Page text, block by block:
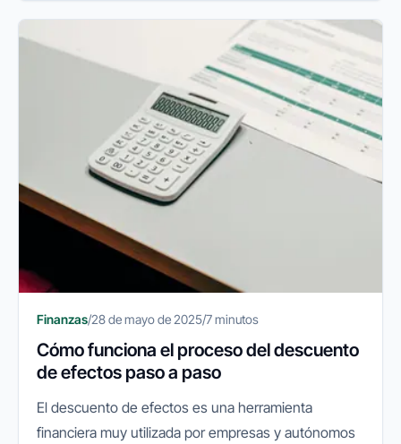
Finanzas/28 de mayo de 2025/7 minutos
Cómo funciona el proceso del descuento
de efectos paso a paso
El descuento de efectos es una herramienta
financiera muy utilizada por empresas y autónomos